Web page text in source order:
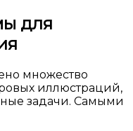
для
множество
иллюстраций,
задачи. Самыми